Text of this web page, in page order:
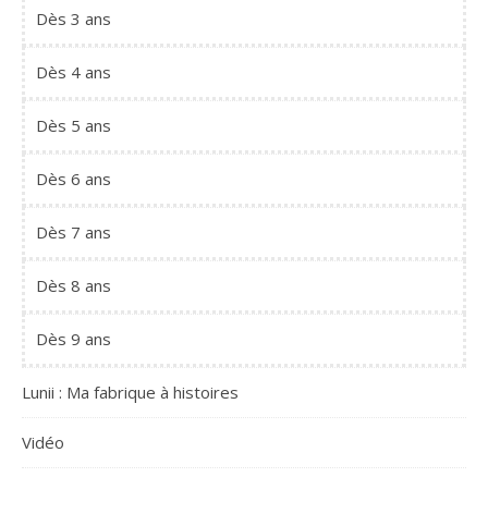
Dès 3 ans
Dès 4 ans
Dès 5 ans
Dès 6 ans
Dès 7 ans
Dès 8 ans
Dès 9 ans
Lunii : Ma fabrique à histoires
Vidéo